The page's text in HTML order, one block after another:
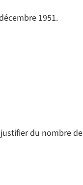
1951.
du nombre de